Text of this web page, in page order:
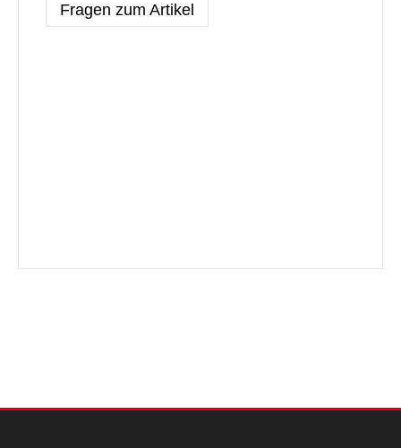
Fragen zum Artikel